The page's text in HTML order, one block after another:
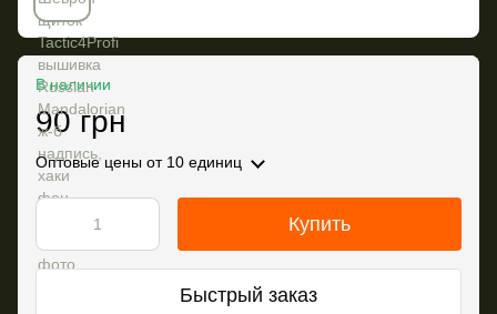
В наличии
90 грн
Оптовые цены от 10 единиц
Купить
Быстрый заказ